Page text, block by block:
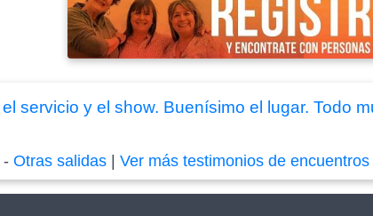
servicio y el show. Buenísimo el lugar. Todo
-Otras salidas |Ver más testimonios de